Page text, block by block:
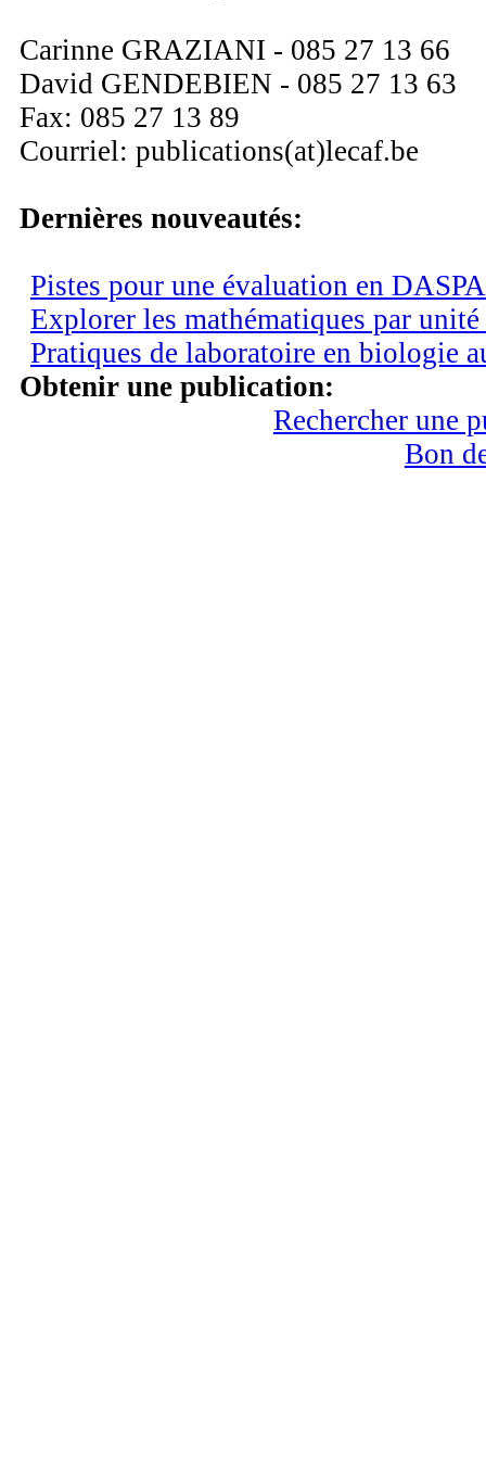
Carinne GRAZIANI - 085 27 13 66
David GENDEBIEN - 085 27 13 63
Fax: 085 27 13 89
Courriel: publications(at)lecaf.be
Dernières nouveautés:
Pistes pour une évaluation en DASPA
Explorer les mathématiques par
Pratiques de laboratoire en biologie
Obtenir une publication:
Rechercher une
Bon